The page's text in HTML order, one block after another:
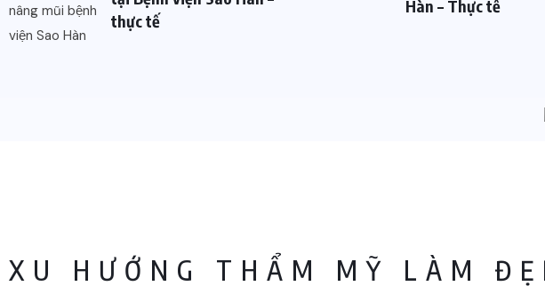
thực tế
Hàn – Thực tế
XU HƯỚNG THẨM MỸ LÀM